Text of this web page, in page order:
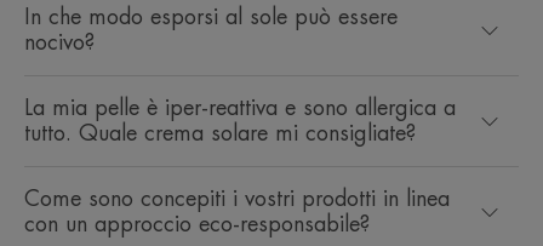
In che modo esporsi al sole può essere
nocivo?
La mia pelle è iper-reattiva e sono allergica a
tutto. Quale crema solare mi consigliate?
Come sono concepiti i vostri prodotti in linea
con un approccio eco-responsabile?